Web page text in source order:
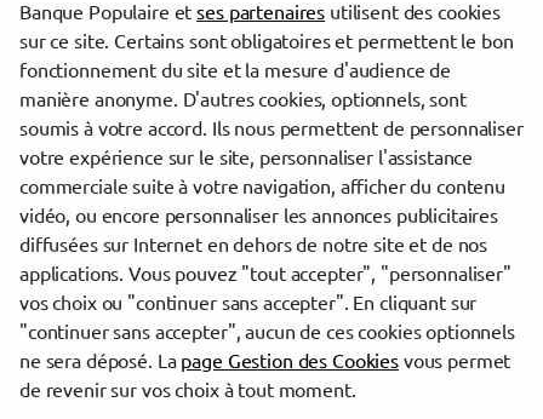
Quiberon
Carnac
Belz
Port-Louis
Guidel
Saint-Avé
Trouver une agence Banque Populaire
Morbihan
evermaps ©
Banque Populaire etses partenaires utilisent des cookies
sur ce site. Certains sont obligatoires et permettent le bon
fonctionnement du site et la mesure d'audience de
manière anonyme. D'autres cookies, optionnels, sont
soumis à votre accord. Ils nous permettent de personnaliser
votre expérience sur le site, personnaliser l'assistance
commerciale suite à votre navigation, afficher du contenu
vidéo, ou encore personnaliser les annonces publicitaires
diffusées sur Internet en dehors de notre site et de nos
applications. Vous pouvez "tout accepter", "personnaliser"
vos choix ou "continuer sans accepter". En cliquant sur
"continuer sans accepter", aucun de ces cookies optionnels
ne sera déposé. La page Gestion des Cookiesvous permet
de revenir sur vos choix à tout moment.